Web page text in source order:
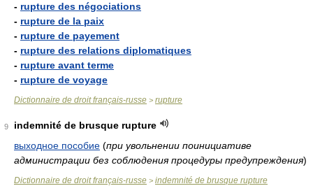
- rupture des négociations
- rupture de la paix
- rupture de payement
- rupture des relations diplomatiques
- rupture avant terme
- rupture de voyage
Dictionnaire de droit français-russe > rupture
9
indemnité de brusque rupture
выходное пособие (при увольнении поинициативе
администрации без соблюдения процедуры предупреждения)
Dictionnaire de droit français-russe > indemnité de brusque rupture